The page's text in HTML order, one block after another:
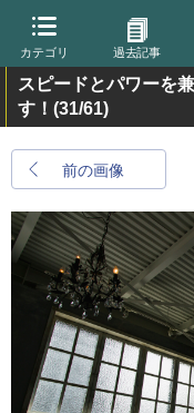
カテゴリ 過去記事
スピードとパワーを
す！ (31/61)
前の画像